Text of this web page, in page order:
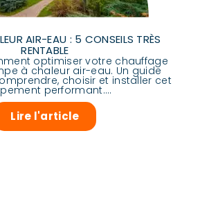
AIR-EAU : 5 CONSEILS TRÈS
RENTABLE
optimiser votre chauffage
à chaleur air-eau. Un guide
choisir et installer cet
performant....
Lire l'article